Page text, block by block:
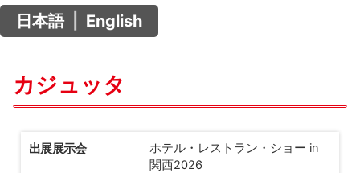
日本語 English
カジュッタ
出展展示会
ホテル・レストラン・ショー in
関西2026